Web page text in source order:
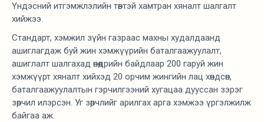
Үндэсний итгэмжлэлийн төвтэй хамтран хяналт шалгалт
хийжээ.
Стандарт, хэмжил зүйн газраас махны худалдаанд
ашиглагдаж буй жин хэмжүүрийн баталгаажуулалт,
ашиглалт шалгахад өнөөдрийн байдлаар 200 гаруй жин
хэмжүүрт хяналт хийхэд 20 орчим жингийн лац хөндсөн,
баталгаажуулалтын гэрчилгээний хугацаа дууссан зэрэг
зөрчил илэрсэн. Уг зөрчлийг арилгах арга хэмжээ үргэлжилж
байгаа аж.